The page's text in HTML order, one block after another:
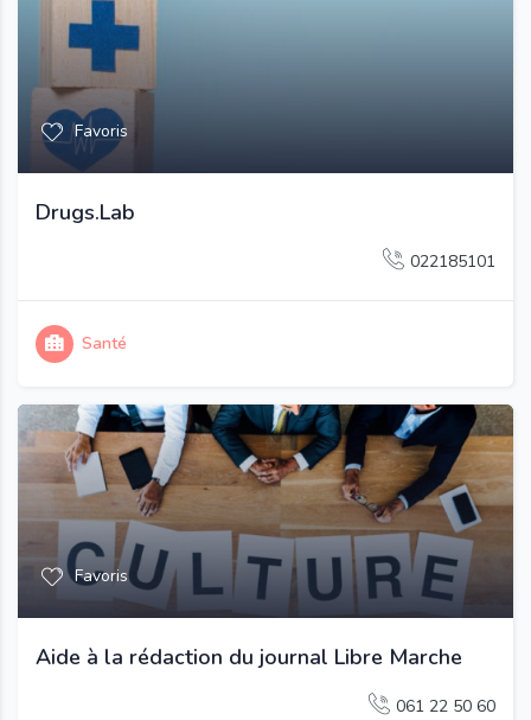
Favoris
Drugs.Lab
022185101
Santé
Favoris
Aide à la rédaction du journal Libre Marche
061 22 50 60